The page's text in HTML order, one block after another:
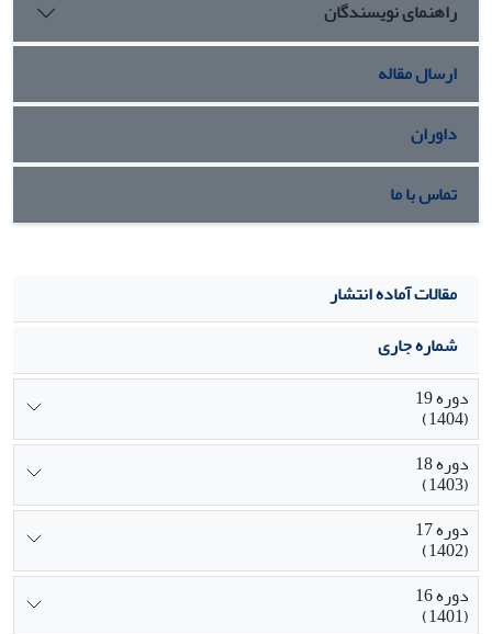
بلکه هم‌زمان دارای درجاتی از سوژگی و فرودستی‌اند که به آنها
‌امکان می‌‌دهد ساختارهای اجتماعی را نه به‌طور کامل بلکه به‌طور
نسبی نادیده بگیرند یا به چانه‌زنی با آن بپردازند.
راهنمای نویسندگان
ارسال مقاله
داوران
تماس با ما
مقالات آماده انتشار
شماره جاری
دوره 19
(1404)
دوره 18
(1403)
دوره 17
(1402)
دوره 16
(1401)